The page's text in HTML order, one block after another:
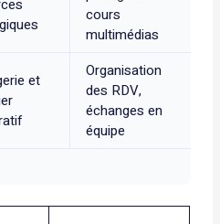
cours
multimédias
et
Organisation
des RDV,
échanges en
équipe